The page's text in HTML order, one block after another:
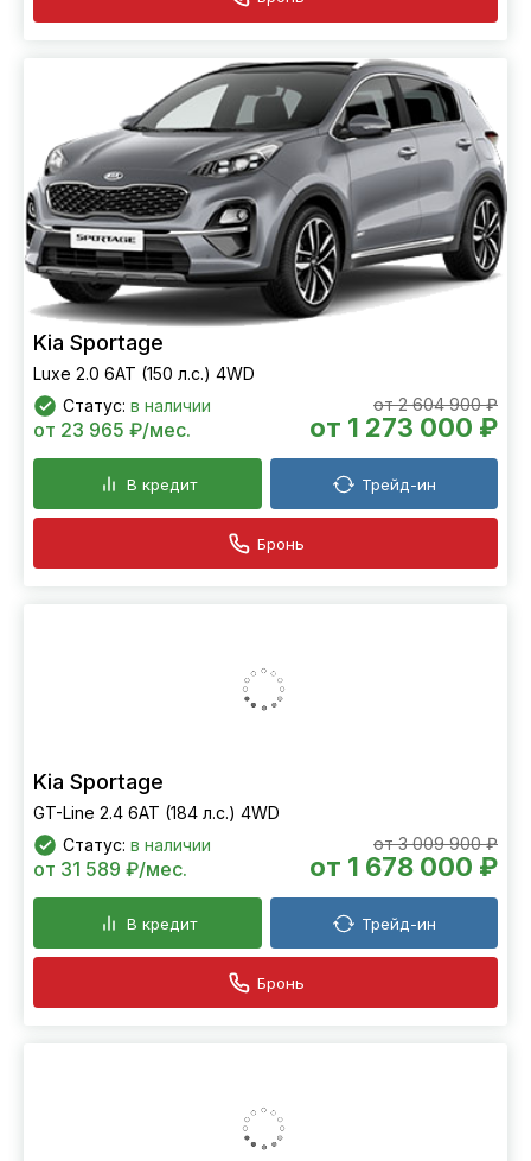
Kia Sportage
Luxe 2.0 6АТ (150 л.с.) 4WD
Статус: в наличии от 2 604 900 ₽
от 1 273 000 ₽
от 23 965 ₽/мес.
В кредит Трейд-ин
Бронь
Kia Sportage
GT-Line 2.4 6АТ (184 л.с.) 4WD
Статус: в наличии от 3 009 900 ₽
от 1 678 000 ₽
от 31 589 ₽/мес.
В кредит Трейд-ин
Бронь